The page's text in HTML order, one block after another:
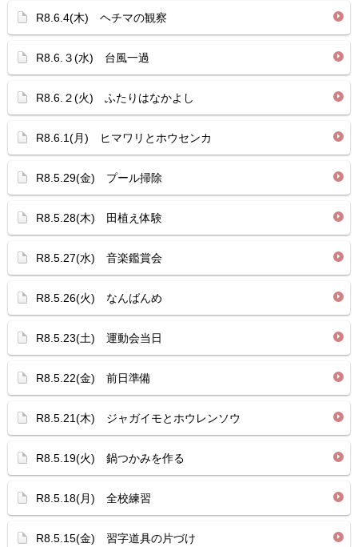
R8.6.4(木) ヘチマの観察
R8.6.３(水) 台風一過
R8.6.２(火) ふたりはなかよし
R8.6.1(月) ヒマワリとホウセンカ
R8.5.29(金) プール掃除
R8.5.28(木) 田植え体験
R8.5.27(水) 音楽鑑賞会
R8.5.26(火) なんばんめ
R8.5.23(土) 運動会当日
R8.5.22(金) 前日準備
R8.5.21(木) ジャガイモとホウレンソウ
R8.5.19(火) 鍋つかみを作る
R8.5.18(月) 全校練習
R8.5.15(金) 習字道具の片づけ